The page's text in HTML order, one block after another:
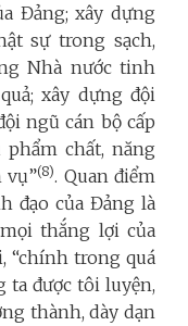
Đảng; xây dựng
sự trong sạch,
Nhà nước tinh
xây dựng đội
ngũ cán bộ cấp
phẩm chất, năng
vụ”(8). Quan điểm
đạo của Đảng là
thắng lợi của
“chính trong quá
ta được tôi luyện,
thành, dày dạn